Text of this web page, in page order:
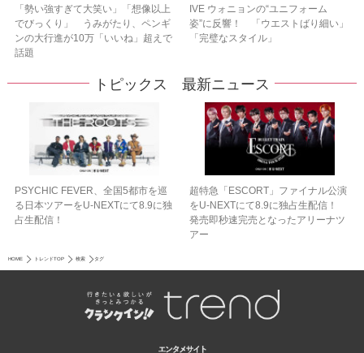
「勢い強すぎて大笑い」「想像以上
でびっくり」 うみがたり、ペンギ
ンの大行進が10万「いいね」超えで
話題
IVE ウォニョンの“ユニフォーム
姿”に反響！ 「ウエストばり細い」
「完璧なスタイル」
トピックス 最新ニュース
PSYCHIC FEVER、全国5都市を巡
る日本ツアーをU‐NEXTにて8.9に独
占生配信！
超特急「ESCORT」ファイナル公演
をU-NEXTにて8.9に独占生配信！
発売即秒速完売となったアリーナツ
アー
HOME トレンドTOP 検索 タグ